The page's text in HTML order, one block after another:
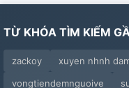
TỪ KHÓA TÌM KIẾM
zackoy xuyen nhnh
vongtiendemnguoive